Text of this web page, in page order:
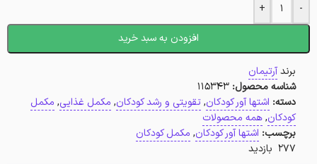
-
+
افزودن به سبد خرید
برندآرتیمان
شناسه محصول: 115343
دسته: اشتها آور کودکان,تقویتی و رشد کودکان, مکمل غذایی, مکمل
کودکان,همه محصولات
برچسب: اشتها آور کودکان, مکمل کودکان
277 بازدید